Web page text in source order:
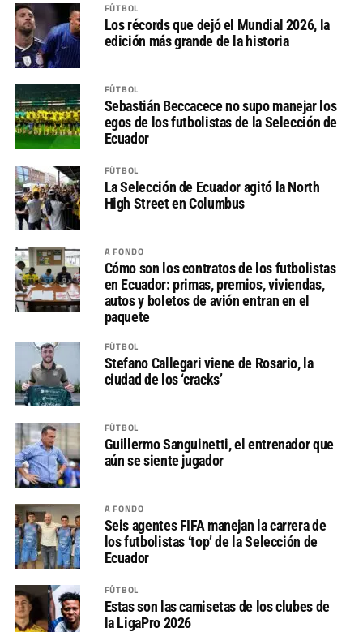
FÚTBOL
Los récords que dejó el Mundial 2026, la
edición más grande de la historia
FÚTBOL
Sebastián Beccacece no supo manejar los
egos de los futbolistas de la Selección de
Ecuador
FÚTBOL
La Selección de Ecuador agitó la North
High Street en Columbus
A FONDO
Cómo son los contratos de los futbolistas
en Ecuador: primas, premios, viviendas,
autos y boletos de avión entran en el
paquete
FÚTBOL
Stefano Callegari viene de Rosario, la
ciudad de los ‘cracks’
FÚTBOL
Guillermo Sanguinetti, el entrenador que
aún se siente jugador
A FONDO
Seis agentes FIFA manejan la carrera de
los futbolistas ‘top’ de la Selección de
Ecuador
FÚTBOL
Estas son las camisetas de los clubes de
la LigaPro 2026